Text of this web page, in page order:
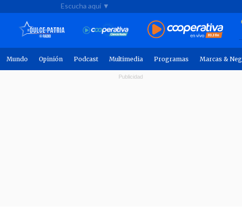
Escucha aquí ▼
Mundo Opinión Podcast Multimedia Programas Marcas &